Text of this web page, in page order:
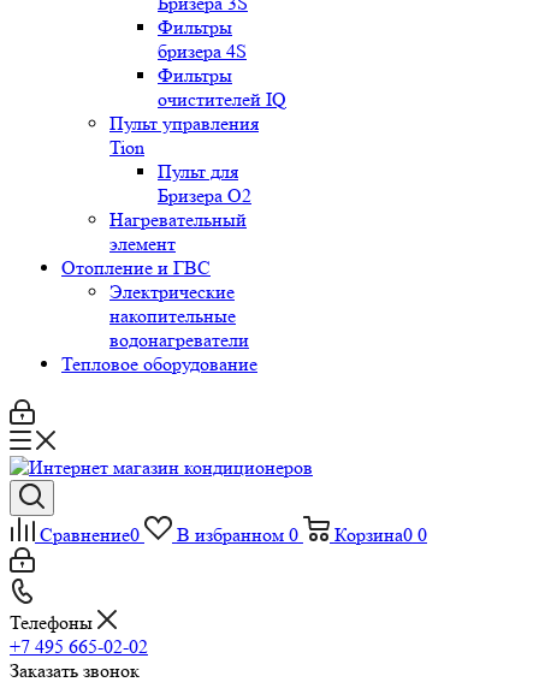
Фильтры
бризера 4S
Фильтры
очистителей IQ
Пульт управления
Tion
Пульт для
Бризера O2
Нагревательный
элемент
Отопление и ГВС
Электрические
накопительные
водонагреватели
Тепловое оборудование
Сравнение0 В избранном 0 Корзина0 0
Телефоны
+7 495 665-02-02
Заказать звонок